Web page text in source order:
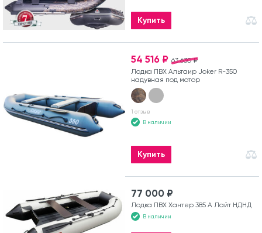
Купить
63 630 ₽
54 516 ₽
Лодка ПВХ Альтаир Joker R-350
надувная под мотор
1 отзыв
В наличии
Купить
77 000 ₽
Лодка ПВХ Хантер 385 А Лайт НДНД
В наличии